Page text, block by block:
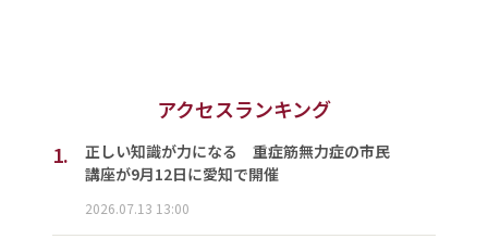
アクセスランキング
1.
正しい知識が力になる 重症筋無力症の市民
講座が9月12日に愛知で開催
2026.07.13 13:00